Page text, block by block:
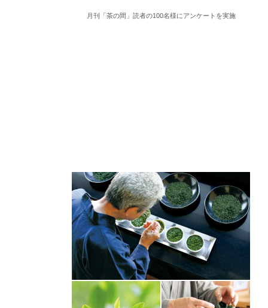
月刊「茶の間」読者の100名様にアンケートを実施